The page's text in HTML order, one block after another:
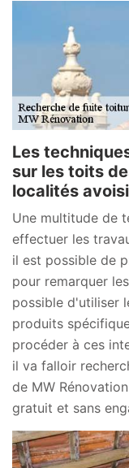
Les
sur les toits
localités
Une multitude de
effectuer les
il est possible de
pour remarquer
possible d'utiliser
produits
procéder à ces
il va falloir
de MW
gratuit et sans